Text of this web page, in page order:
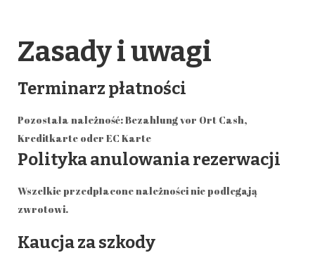
Zasady i uwagi
Terminarz płatności
Pozostała należność: Bezahlung vor Ort Cash,
Kreditkarte oder EC Karte
Polityka anulowania rezerwacji
Wszelkie przedpłacone należności nie podlegają
zwrotowi.
Kaucja za szkody